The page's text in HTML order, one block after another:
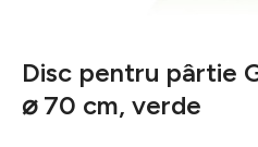
Disc pentru pârtie
⌀ 70 cm, verde